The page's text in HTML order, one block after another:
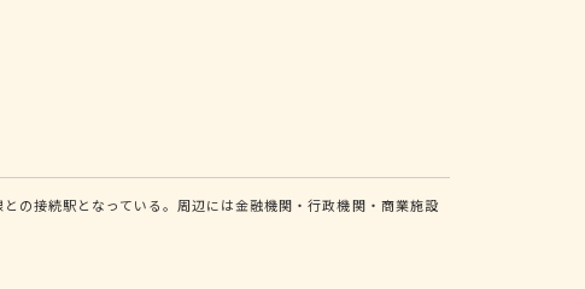
の接続駅となっている。周辺には金融機関・行政機関・商業施設